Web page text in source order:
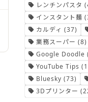
レンチンパスタ
インスタント麺
カルディ (37)
業務スーパー (8)
Google Doodle
YouTube Tips
Bluesky (73)
3Dプリンター